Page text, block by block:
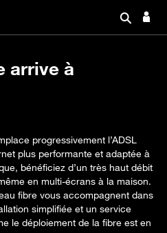
arrive à
progressivement l’ADSL
plus performante et adaptée à
bénéficiez d’un très haut débit
en multi-écrans à la maison.
fibre vous accompagnent dans
simplifiée et un service
le déploiement de la fibre est en